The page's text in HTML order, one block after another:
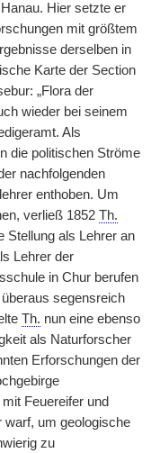
Hier setzte er
mit größtem
derselben in
Karte der Section
„Flora der
wieder bei seinem
Als
die politischen Ströme
nachfolgenden
enthoben. Um
verließ 1852 Th.
Stellung als Lehrer an
Lehrer der
in Chur berufen
segensreich
Th. nun eine ebenso
als Naturforscher
Erforschungen der
Feuereifer und
warf, um geologische
zu